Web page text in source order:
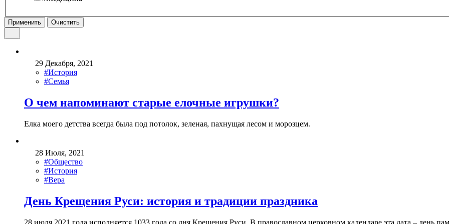
Применить Очистить
29 Декабря, 2021
#История
#Семья
О чем напоминают старые елочные игрушки?
Елка моего детства всегда была под потолок, зеленая, пахнущая лесом и морозцем.
28 Июля, 2021
#Общество
#История
#Вера
День Крещения Руси: история и традиции праздника
28 июля 2021 года исполняется 1033 года со дня Крещения Руси. В православном церковном календаре эта дата – день